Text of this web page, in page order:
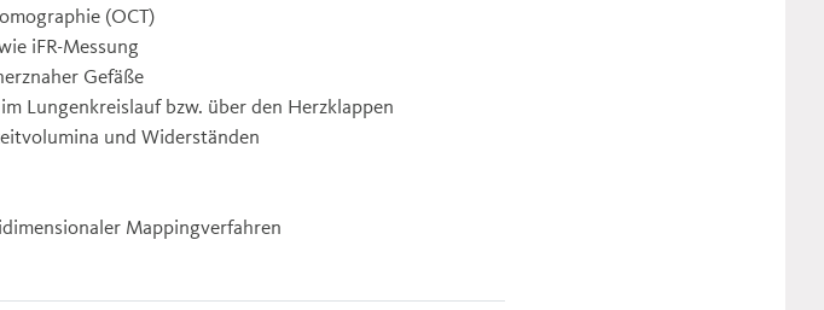
(OCT)
iFR-Messung
Gefäße
Lungenkreislauf bzw. über den Herzklappen
und Widerständen
Mappingverfahren